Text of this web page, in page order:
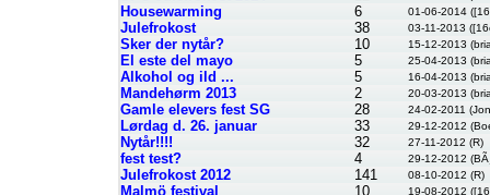
Housewarming 6 01-06-2014
Julefrokost 38 03-11-2013
Sker der nytår? 10 15-12-2013
El este del mayo 5 25-04-2013
Alkohol og ild ... 5 16-04-2013
Mandehørm 2013 2 20-03-2013
Gamle elevers fest SG 28 24-02-2011
Lørdag d. 26. januar 33 29-12-2012
Nytår!!!! 32 27-11-2012 (R)
fest test? 4 29-12-2012
Julefrokost 2012 141 08-10-2012 (R)
Malmö festival 10 19-08-2012